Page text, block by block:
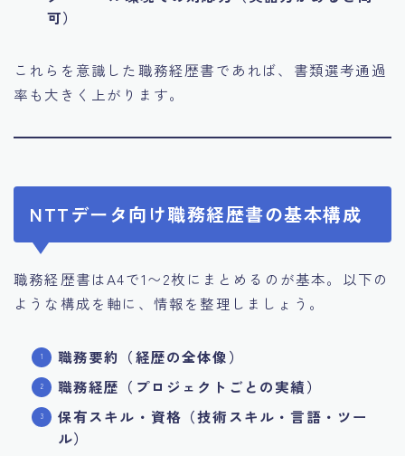
可）
これらを意識した職務経歴書であれば、書類選考通過
率も大きく上がります。
NTTデータ向け職務経歴書の基本構成
職務経歴書はA4で1〜2枚にまとめるのが基本。以下の
ような構成を軸に、情報を整理しましょう。
職務要約（経歴の全体像）
職務経歴（プロジェクトごとの実績）
保有スキル・資格（技術スキル・言語・ツー
ル）